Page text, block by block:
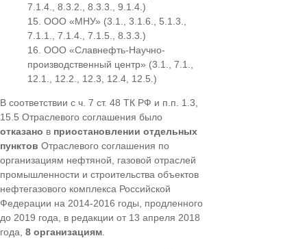
7.1.4., 8.3.2., 8.3.3., 9.1.4.)
ООО «МНУ» (3.1., 3.1.6., 5.1.3.,
7.1.1., 7.1.4., 7.1.5., 8.3.3.)
ООО «Славнефть-Научно-
производственный центр» (3.1., 7.1.,
12.1., 12.2., 12.3, 12.4, 12.5.)
В соответствии с ч. 7 ст. 48 ТК РФ и п.п. 1.3,
15.5 Отраслевого соглашения было
отказано в приостановлении отдельных
пунктов Отраслевого соглашения по
организациям нефтяной, газовой отраслей
промышленности и строительства объектов
нефтегазового комплекса Российской
Федерации на 2014-2016 годы, продленного
до 2019 года, в редакции от 13 апреля 2018
года, 8 организациям